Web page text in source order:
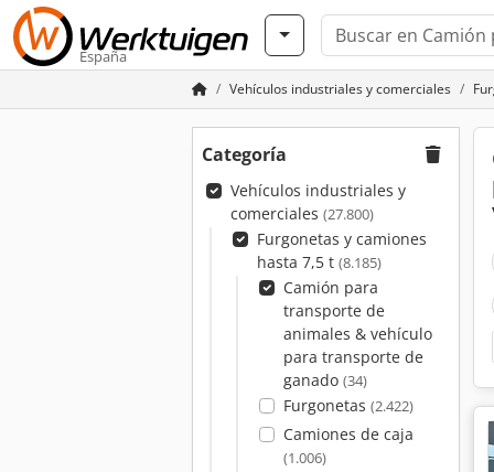
España
Vehículos industriales y comerciales
Categoría
Vehículos industriales y
comerciales (27.800)
Furgonetas y camiones
hasta 7,5 t (8.185)
Camión para
transporte de
animales & vehículo
para transporte de
ganado (34)
Furgonetas (2.422)
Camiones de caja
(1.006)